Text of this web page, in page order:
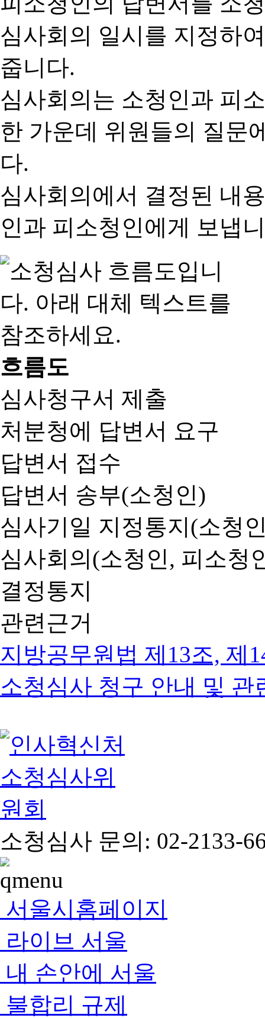
심사회의 일시를 지정하
줍니다.
심사회의는 소청인과 피
한 가운데 위원들의 질문
다.
심사회의에서 결정된 내
인과 피소청인에게 보냅
흐름도
심사청구서 제출
처분청에 답변서 요구
답변서 접수
답변서 송부(소청인)
심사기일 지정통지(소청
심사회의(소청인, 피소청
결정통지
관련근거
지방공무원법 제13조, 제
소청심사 청구 안내 및 관
소청심사 문의: 02-2133-
서울시홈페이지
라이브 서울
내 손안에 서울
불합리 규제